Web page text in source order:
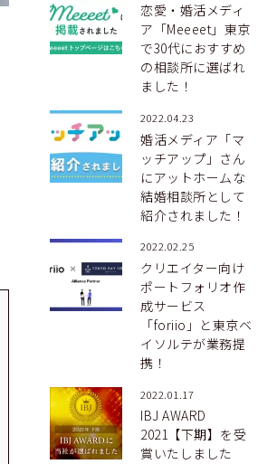
恋愛・婚活メディ
ア「Meeeet」東京
で30代におすすめ
の相談所に選ばれ
ました！
2022.04.23
婚活メディア「マ
ッチアップ」さん
にアットホームな
結婚相談所として
紹介されました！
2022.02.25
クリエイター向け
ポートフォリオ作
成サービス
「foriio」と東京ベ
イソルテが業務提
携！
2022.01.17
IBJ AWARD
2021【下期】を受
賞いたしました